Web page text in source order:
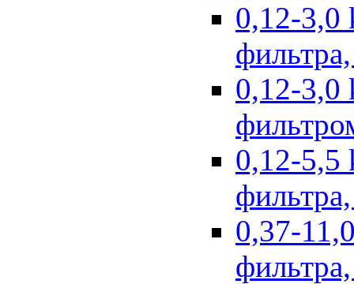
0,12-3,0
0,12-3,0
0,12-5,5
0,37-